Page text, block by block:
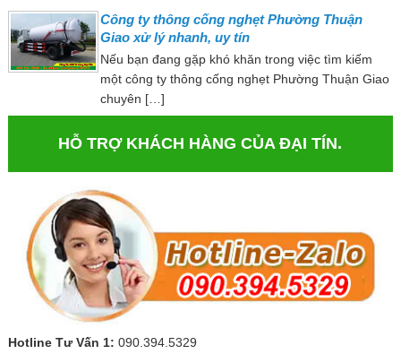
Công ty thông cống nghẹt Phường Thuận
Giao xử lý nhanh, uy tín
Nếu bạn đang gặp khó khăn trong việc tìm kiếm
một công ty thông cống nghẹt Phường Thuận Giao
chuyên […]
HỖ TRỢ KHÁCH HÀNG CỦA ĐẠI TÍN.
Hotline Tư Vấn 1: 090.394.5329